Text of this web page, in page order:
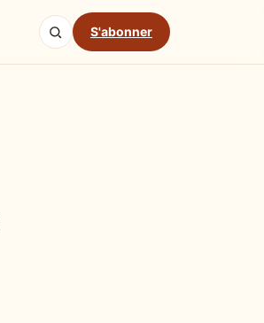
S'abonner